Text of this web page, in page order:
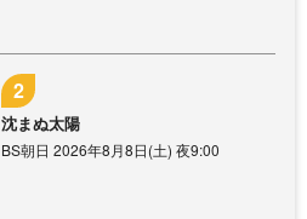
沈まぬ太陽
BS朝日 2026年8月8日(土) 夜9:00